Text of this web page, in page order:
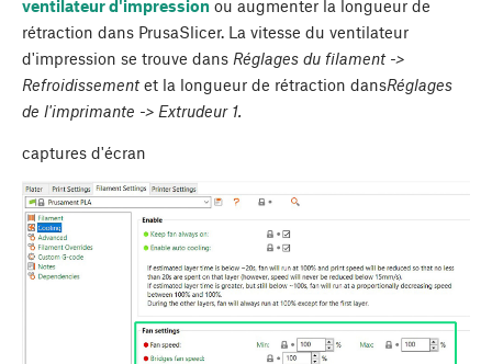
ventilateur d'impression ou augmenter la longueur de
rétraction dans PrusaSlicer. La vitesse du ventilateur
d'impression se trouve dans Réglages du filament ->
Refroidissementet la longueur de rétraction dansRéglages
de l'imprimante -> Extrudeur 1.
captures d'écran